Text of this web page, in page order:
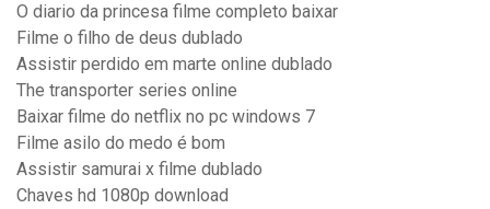
O diario da princesa filme completo baixar
Filme o filho de deus dublado
Assistir perdido em marte online dublado
The transporter series online
Baixar filme do netflix no pc windows 7
Filme asilo do medo é bom
Assistir samurai x filme dublado
Chaves hd 1080p download